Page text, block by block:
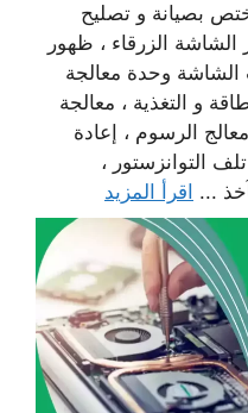
بصيانة و تصليح
الزرقاء ، ظهور
الشاشة وحدة معالجة
و التغذية ، معالجة
الرسوم ، إعادة
التوانزستور ،
... اقرأ المزيد